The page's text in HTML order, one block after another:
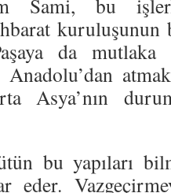
Sami, bu
kuruluşunun
da
Asya’nın
bu yapıları
eder.